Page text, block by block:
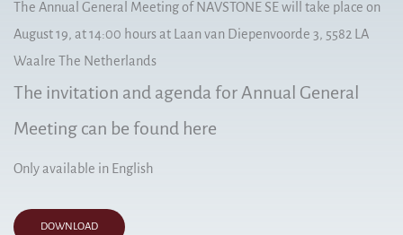
The Annual General Meeting of NAVSTONE SE will take place on
August 19, at 14:00 hours at Laan van Diepenvoorde 3, 5582 LA
Waalre The Netherlands
The invitation and agenda for Annual General
Meeting can be found here
Only available in English
DOWNLOAD